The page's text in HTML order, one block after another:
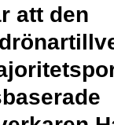
att den